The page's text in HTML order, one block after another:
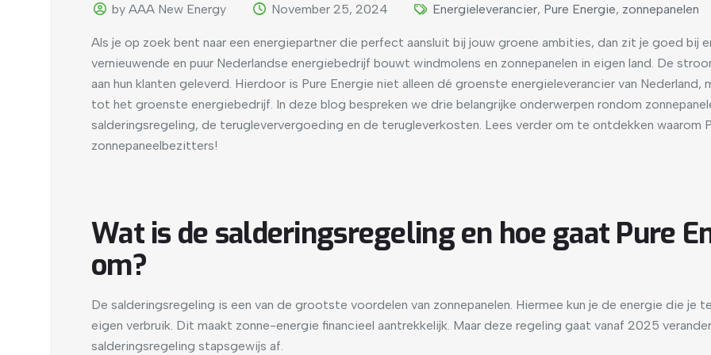
by AAA New Energy November 25, 2024 Energieleverancier, Pure Energie, zonnepanelen
Als je op zoek bent naar een energiepartner die perfect aansluit bij jouw groene ambities, dan zit je goed bij
vernieuwende en puur Nederlandse energiebedrijf bouwt windmolens en zonnepanelen in eigen land. De
aan hun klanten geleverd. Hierdoor is Pure Energie niet alleen dé groenste energieleverancier van Nederland,
tot het groenste energiebedrijf. In deze blog bespreken we drie belangrijke onderwerpen rondom
salderingsregeling, de terugleververgoeding en de terugleverkosten. Lees verder om te ontdekken waarom
zonnepaneelbezitters!
Wat is de salderingsregeling en hoe gaat Pure
om?
De salderingsregeling is een van de grootste voordelen van zonnepanelen. Hiermee kun je de energie die je
eigen verbruik. Dit maakt zonne-energie financieel aantrekkelijk. Maar deze regeling gaat vanaf 2025
salderingsregeling stapsgewijs af.